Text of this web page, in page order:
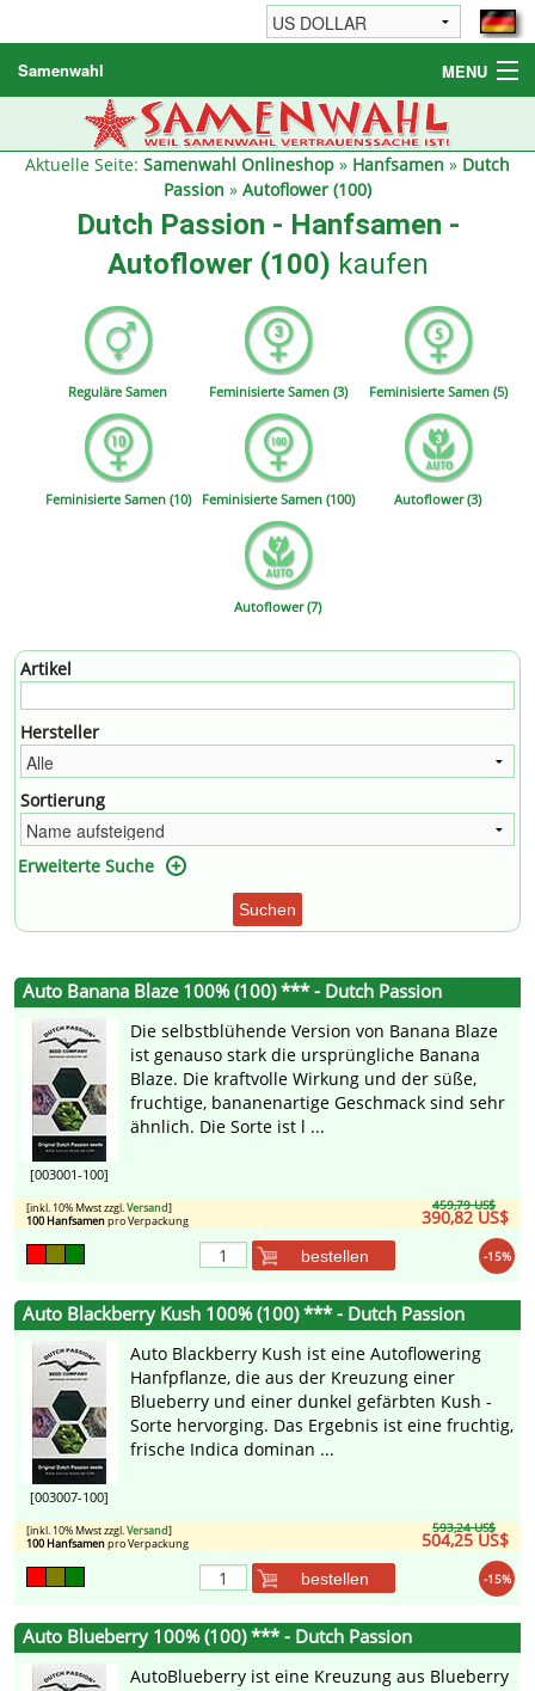
Samenwahl MENU
Hanfsamen
Weitere Produkte
Aktuelle Seite: Samenwahl Onlineshop » Hanfsamen » Dutch
Passion » Autoflower (100)
Dutch Passion - Hanfsamen -
Autoflower (100) kaufen
Reguläre Samen Feminisierte Samen (3) Feminisierte Samen (5)
Feminisierte Samen (10) Feminisierte Samen (100) Autoflower (3)
Autoflower (7)
Artikel
Hersteller
Sortierung
Erweiterte Suche
Suchen
Auto Banana Blaze 100% (100) *** - Dutch Passion
[003001-100]
Die selbstblühende Version von Banana Blaze
ist genauso stark die ursprüngliche Banana
Blaze. Die kraftvolle Wirkung und der süße,
fruchtige, bananenartige Geschmack sind sehr
ähnlich. Die Sorte ist l ...
459,79 US$
390,82 US$
[inkl. 10% Mwst zzgl.Versand]
100 Hanfsamenpro Verpackung
-15%
bestellen
Auto Blackberry Kush 100% (100) *** - Dutch Passion
[003007-100]
Auto Blackberry Kush ist eine Autoflowering
Hanfpflanze, die aus der Kreuzung einer
Blueberry und einer dunkel gefärbten Kush -
Sorte hervorging. Das Ergebnis ist eine fruchtig,
frische Indica dominan ...
593,24 US$
504,25 US$
[inkl. 10% Mwst zzgl.Versand]
100 Hanfsamenpro Verpackung
-15%
bestellen
Auto Blueberry 100% (100) *** - Dutch Passion
AutoBlueberry ist eine Kreuzung aus Blueberry